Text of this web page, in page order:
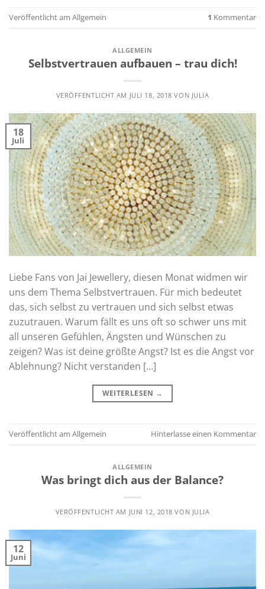
Veröffentlicht am Allgemein 1 Kommentar
ALLGEMEIN
Selbstvertrauen aufbauen – trau dich!
VERÖFFENTLICHT AM JULI 18, 2018 VON JULIA
18
Juli
Liebe Fans von Jai Jewellery, diesen Monat widmen wir
uns dem Thema Selbstvertrauen. Für mich bedeutet
das, sich selbst zu vertrauen und sich selbst etwas
zuzutrauen. Warum fällt es uns oft so schwer uns mit
all unseren Gefühlen, Ängsten und Wünschen zu
zeigen? Was ist deine größte Angst? Ist es die Angst vor
Ablehnung? Nicht verstanden […]
WEITERLESEN →
Veröffentlicht am Allgemein Hinterlasse einen Kommentar
ALLGEMEIN
Was bringt dich aus der Balance?
VERÖFFENTLICHT AM JUNI 12, 2018 VON JULIA
12
Juni